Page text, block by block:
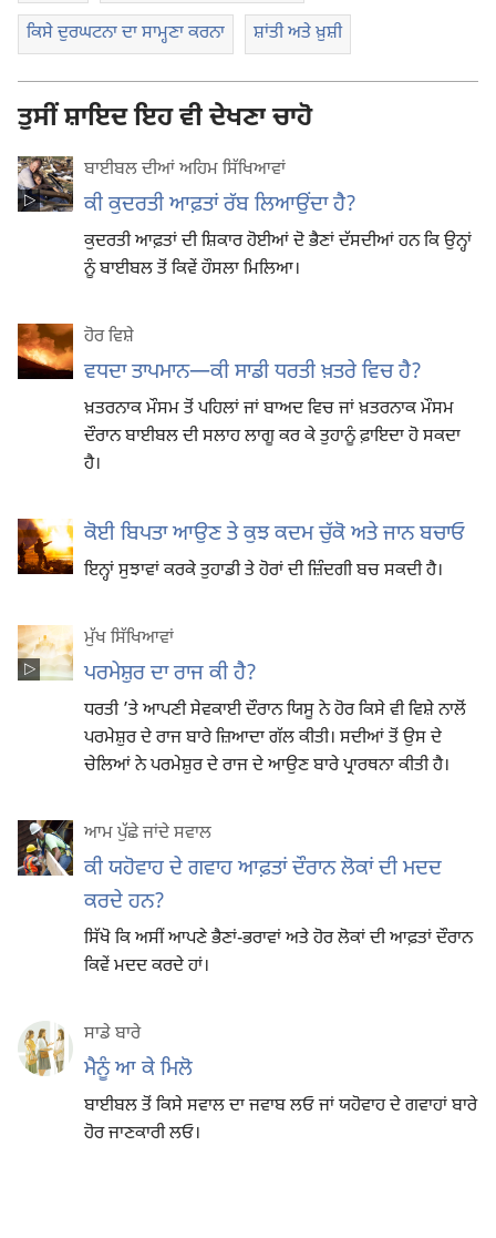
ਕਿਸੇ ਦੁਰਘਟਨਾ ਦਾ ਸਾਮ੍ਹਣਾ ਕਰਨਾ ਸ਼ਾਂਤੀ ਅਤੇ ਖ਼ੁਸ਼ੀ
ਤੁਸੀਂ ਸ਼ਾਇਦ ਇਹ ਵੀ ਦੇਖਣਾ ਚਾਹੋ
ਬਾਈਬਲ ਦੀਆਂ ਅਹਿਮ ਸਿੱਖਿਆਵਾਂ
ਕੀ ਕੁਦਰਤੀ ਆਫ਼ਤਾਂ ਰੱਬ ਲਿਆਉਂਦਾ ਹੈ?
ਕੁਦਰਤੀ ਆਫ਼ਤਾਂ ਦੀ ਸ਼ਿਕਾਰ ਹੋਈਆਂ ਦੋ ਭੈਣਾਂ ਦੱਸਦੀਆਂ ਹਨ ਕਿ ਉਨ੍ਹਾਂ
ਨੂੰ ਬਾਈਬਲ ਤੋਂ ਕਿਵੇਂ ਹੌਸਲਾ ਮਿਲਿਆ।
ਹੋਰ ਵਿਸ਼ੇ
ਵਧਦਾ ਤਾਪਮਾਨ—ਕੀ ਸਾਡੀ ਧਰਤੀ ਖ਼ਤਰੇ ਵਿਚ ਹੈ?
ਖ਼ਤਰਨਾਕ ਮੌਸਮ ਤੋਂ ਪਹਿਲਾਂ ਜਾਂ ਬਾਅਦ ਵਿਚ ਜਾਂ ਖ਼ਤਰਨਾਕ ਮੌਸਮ
ਦੌਰਾਨ ਬਾਈਬਲ ਦੀ ਸਲਾਹ ਲਾਗੂ ਕਰ ਕੇ ਤੁਹਾਨੂੰ ਫ਼ਾਇਦਾ ਹੋ ਸਕਦਾ
ਹੈ।
ਕੋਈ ਬਿਪਤਾ ਆਉਣ ਤੇ ਕੁਝ ਕਦਮ ਚੁੱਕੋ ਅਤੇ ਜਾਨ ਬਚਾਓ
ਇਨ੍ਹਾਂ ਸੁਝਾਵਾਂ ਕਰਕੇ ਤੁਹਾਡੀ ਤੇ ਹੋਰਾਂ ਦੀ ਜ਼ਿੰਦਗੀ ਬਚ ਸਕਦੀ ਹੈ।
ਮੁੱਖ ਸਿੱਖਿਆਵਾਂ
ਪਰਮੇਸ਼ੁਰ ਦਾ ਰਾਜ ਕੀ ਹੈ?
ਧਰਤੀ ’ਤੇ ਆਪਣੀ ਸੇਵਕਾਈ ਦੌਰਾਨ ਯਿਸੂ ਨੇ ਹੋਰ ਕਿਸੇ ਵੀ ਵਿਸ਼ੇ ਨਾਲੋਂ
ਪਰਮੇਸ਼ੁਰ ਦੇ ਰਾਜ ਬਾਰੇ ਜ਼ਿਆਦਾ ਗੱਲ ਕੀਤੀ। ਸਦੀਆਂ ਤੋਂ ਉਸ ਦੇ
ਚੇਲਿਆਂ ਨੇ ਪਰਮੇਸ਼ੁਰ ਦੇ ਰਾਜ ਦੇ ਆਉਣ ਬਾਰੇ ਪ੍ਰਾਰਥਨਾ ਕੀਤੀ ਹੈ।
ਆਮ ਪੁੱਛੇ ਜਾਂਦੇ ਸਵਾਲ
ਕੀ ਯਹੋਵਾਹ ਦੇ ਗਵਾਹ ਆਫ਼ਤਾਂ ਦੌਰਾਨ ਲੋਕਾਂ ਦੀ ਮਦਦ
ਕਰਦੇ ਹਨ?
ਸਿੱਖੋ ਕਿ ਅਸੀਂ ਆਪਣੇ ਭੈਣਾਂ-ਭਰਾਵਾਂ ਅਤੇ ਹੋਰ ਲੋਕਾਂ ਦੀ ਆਫ਼ਤਾਂ ਦੌਰਾਨ
ਕਿਵੇਂ ਮਦਦ ਕਰਦੇ ਹਾਂ।
ਸਾਡੇ ਬਾਰੇ
ਮੈਨੂੰ ਆ ਕੇ ਮਿਲੋ
ਬਾਈਬਲ ਤੋਂ ਕਿਸੇ ਸਵਾਲ ਦਾ ਜਵਾਬ ਲਓ ਜਾਂ ਯਹੋਵਾਹ ਦੇ ਗਵਾਹਾਂ ਬਾਰੇ
ਹੋਰ ਜਾਣਕਾਰੀ ਲਓ।